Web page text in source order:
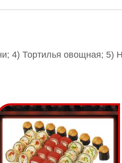
4) Тортилья овощная; 5)